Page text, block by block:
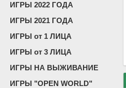
ИГРЫ 2022 ГОДА
ИГРЫ 2021 ГОДА
ИГРЫ от 1 ЛИЦА
ИГРЫ от 3 ЛИЦА
ИГРЫ НА ВЫЖИВАНИЕ
ИГРЫ "OPEN WORLD"